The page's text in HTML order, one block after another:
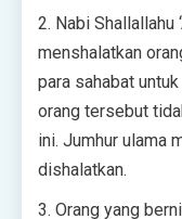
2. Nabi Shallallahu
menshalatkan
para sahabat
orang tersebut
ini. Jumhur ulama
dishalatkan.
3. Orang yang